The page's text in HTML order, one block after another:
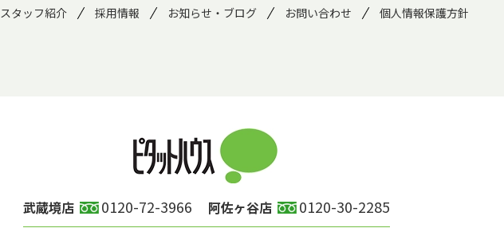
スタッフ紹介 採用情報 お知らせ・ブログ お問い合わせ 個人情報保護方針
武蔵境店 0120-72-3966 阿佐ヶ谷店 0120-30-2285